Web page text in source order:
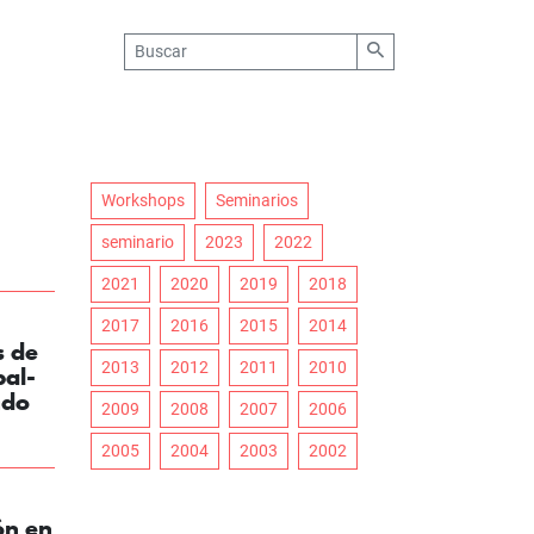
de
Workshops Seminarios
seminario 2023 2022
2021 2020 2019 2018
2017 2016 2015 2014
2013 2012 2011 2010
2009 2008 2007 2006
2005 2004 2003 2002